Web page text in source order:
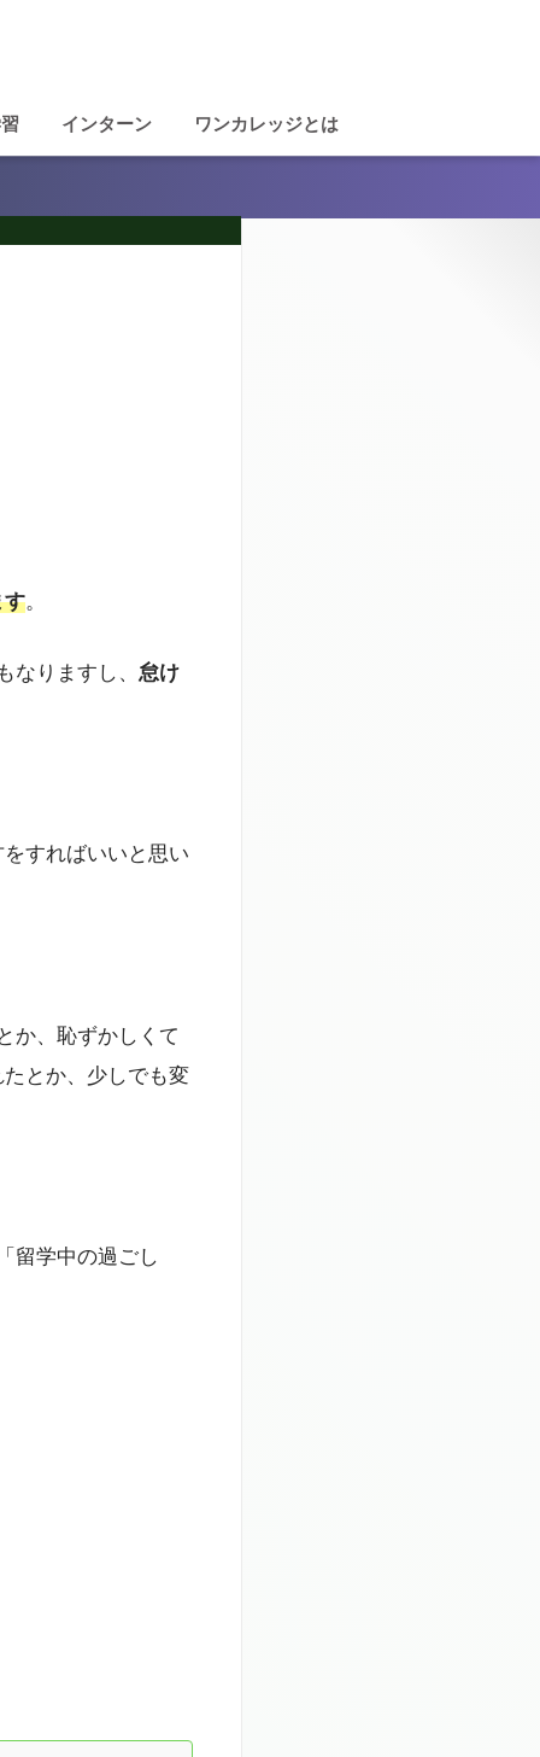
インターン ワンカレッジとは
す。
りますし、 怠け
すればいいと思い
か、恥ずかしくて
とか、少しでも変
留学中の過ごし